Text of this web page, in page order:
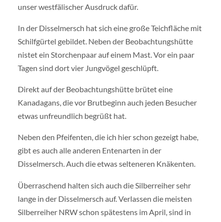
unser westfälischer Ausdruck dafür.
In der Disselmersch hat sich eine große Teichfläche mit
Schilfgürtel gebildet. Neben der Beobachtungshütte
nistet ein Storchenpaar auf einem Mast. Vor ein paar
Tagen sind dort vier Jungvögel geschlüpft.
Direkt auf der Beobachtungshütte brütet eine
Kanadagans, die vor Brutbeginn auch jeden Besucher
etwas unfreundlich begrüßt hat.
Neben den Pfeifenten, die ich hier schon gezeigt habe,
gibt es auch alle anderen Entenarten in der
Disselmersch. Auch die etwas selteneren Knäkenten.
Überraschend halten sich auch die Silberreiher sehr
lange in der Disselmersch auf. Verlassen die meisten
Silberreiher NRW schon spätestens im April, sind in